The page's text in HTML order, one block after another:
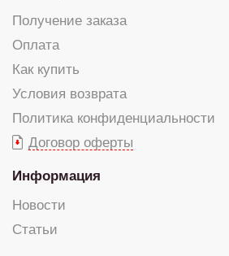
Получение заказа
Оплата
Как купить
Условия возврата
Политика конфиденциальности
Договор оферты
Информация
Новости
Статьи